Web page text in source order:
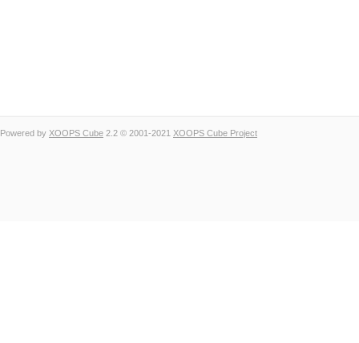
Powered by XOOPS Cube 2.2 © 2001-2021 XOOPS Cube Project